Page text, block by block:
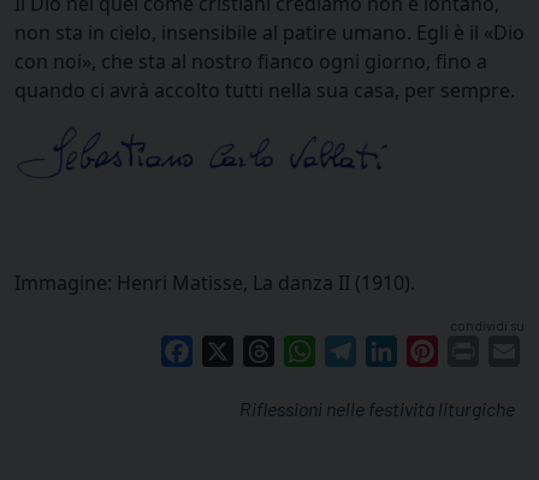
non sta in cielo, insensibile al patire umano. Egli è il «Dio
con noi», che sta al nostro fianco ogni giorno, fino a
quando ci avrà accolto tutti nella sua casa, per sempre.
Immagine: Henri Matisse, La danza II (1910).
condividi su
Facebook ThreadsWhatsAppTelegramLinkedIn
Riflessioni nelle festività liturgiche